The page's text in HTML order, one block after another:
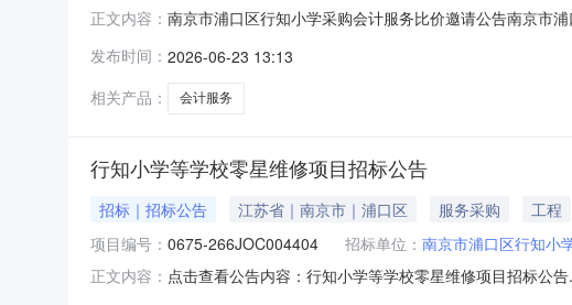
正文内容： 南京市浦口区行知小学采购会计服务比价邀请公告南京市
投标限价的为无效报价，按照无效响应处理。五、采购需
者学校会计工作
发布时间： 2026-06-23 13:13
相关产品：
会计服务
行知小学等学校零星维修项目招标公告
招标｜招标公告 江苏省｜南京市｜浦口区 服务采购 工程
项目编号： 0675-266JOC004404 招标单位： 南京市浦口区行知小
正文内容： 点击查看公告内容：行知小学等学校零星维修项目招标公